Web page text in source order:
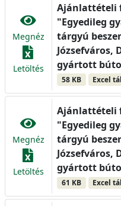
Megnéz
Letöltés
Ajánlattételi
"Egyedileg
tárgyú
Józsefváros,
gyártott
58 KB Excel
Megnéz
Letöltés
Ajánlattételi
"Egyedileg
tárgyú
Józsefváros,
gyártott
61 KB Excel